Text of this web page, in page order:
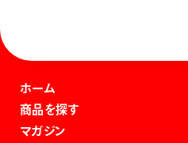
ホーム
商品を探す
マガジン